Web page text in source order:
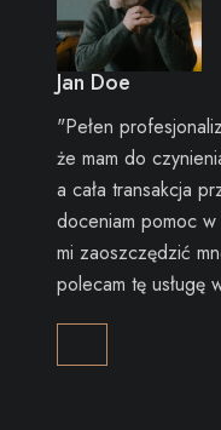
Jan Doe
"Pełen
że mam do
a cała transakcja
doceniam pomoc w
mi zaoszczędzić
polecam tę usługę